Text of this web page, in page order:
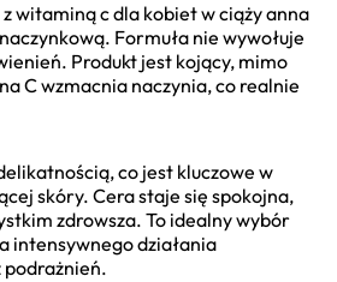
witaminą c dla kobiet w ciąży anna
Formuła nie wywołuje
Produkt jest kojący, mimo
C wzmacnia naczynia, co realnie
co jest kluczowe w
skóry. Cera staje się spokojna,
zdrowsza. To idealny wybór
intensywnego działania